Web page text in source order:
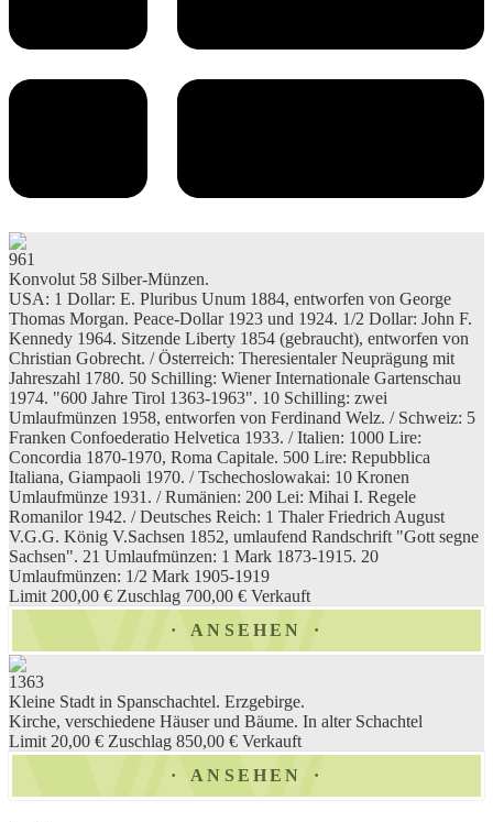
961
Konvolut 58 Silber-Münzen.
USA: 1 Dollar: E. Pluribus Unum 1884, entworfen von George
Thomas Morgan. Peace-Dollar 1923 und 1924. 1/2 Dollar: John F.
Kennedy 1964. Sitzende Liberty 1854 (gebraucht), entworfen von
Christian Gobrecht. / Österreich: Theresientaler Neuprägung mit
Jahreszahl 1780. 50 Schilling: Wiener Internationale Gartenschau
1974. "600 Jahre Tirol 1363-1963". 10 Schilling: zwei
Umlaufmünzen 1958, entworfen von Ferdinand Welz. / Schweiz: 5
Franken Confoederatio Helvetica 1933. / Italien: 1000 Lire:
Concordia 1870-1970, Roma Capitale. 500 Lire: Repubblica
Italiana, Giampaoli 1970. / Tschechoslowakai: 10 Kronen
Umlaufmünze 1931. / Rumänien: 200 Lei: Mihai I. Regele
Romanilor 1942. / Deutsches Reich: 1 Thaler Friedrich August
V.G.G. König V.Sachsen 1852, umlaufend Randschrift "Gott segne
Sachsen". 21 Umlaufmünzen: 1 Mark 1873-1915. 20
Umlaufmünzen: 1/2 Mark 1905-1919
Limit 200,00 € Zuschlag 700,00 € Verkauft
ANSEHEN
1363
Kleine Stadt in Spanschachtel. Erzgebirge.
Kirche, verschiedene Häuser und Bäume. In alter Schachtel
Limit 20,00 € Zuschlag 850,00 € Verkauft
ANSEHEN